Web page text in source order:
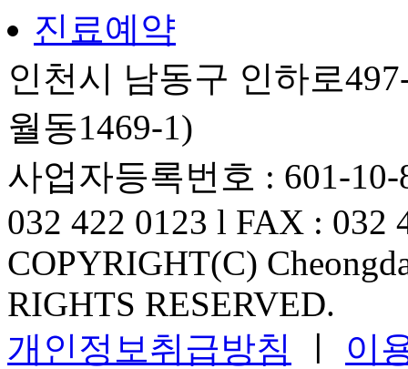
진료예약
인천시 남동구 인하로
월동1469-1)
사업자등록번호 : 601-
032 422 0123 l FAX : 032
COPYRIGHT(C)
RIGHTS RESERVED.
개인정보취급방침
이